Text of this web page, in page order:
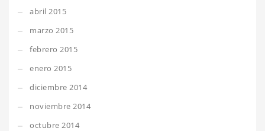
abril 2015
marzo 2015
febrero 2015
enero 2015
diciembre 2014
noviembre 2014
octubre 2014